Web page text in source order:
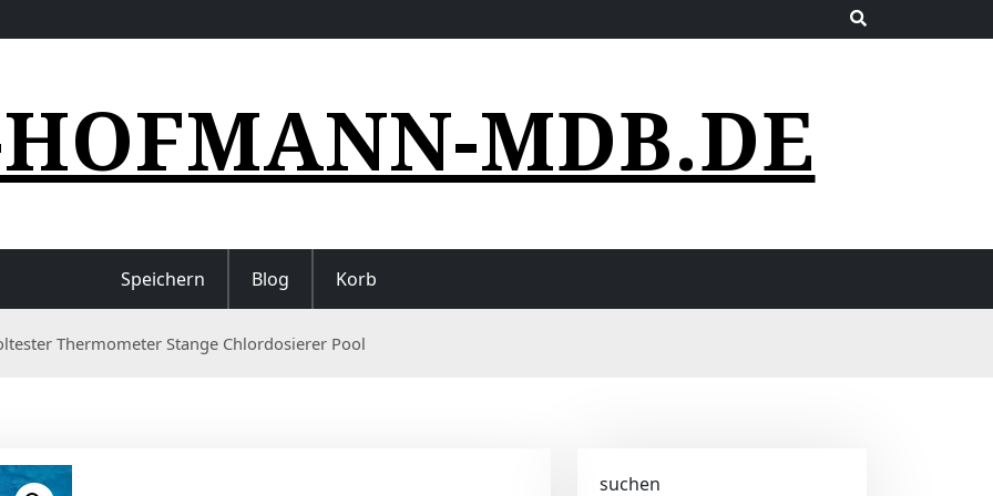
MDB.DE
Speichern Blog Korb
Thermometer Stange Chlordosierer Pool
suchen